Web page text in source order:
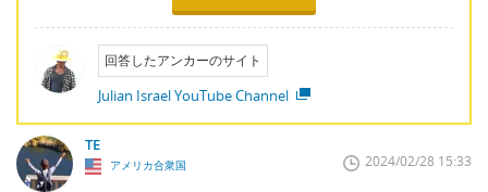
回答したアンカーのサイト
Julian Israel YouTube Channel
TE
アメリカ合衆国 2024/02/28 15:33